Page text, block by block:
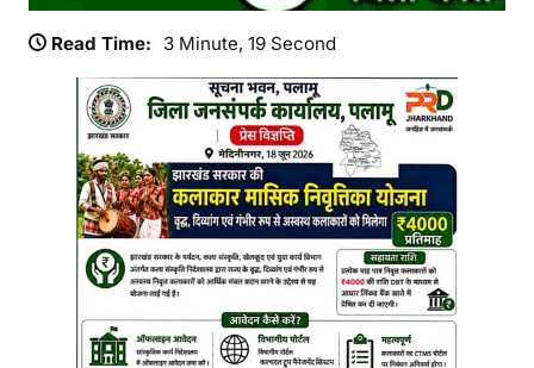
Read Time: 3 Minute, 19 Second